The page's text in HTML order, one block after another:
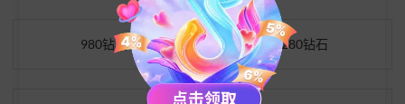
980钻石 1280钻石